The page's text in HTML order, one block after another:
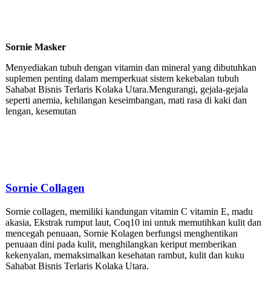
Sornie Masker
Menyediakan tubuh dengan vitamin dan mineral yang dibutuhkan
suplemen penting dalam memperkuat sistem kekebalan tubuh
Sahabat Bisnis Terlaris Kolaka Utara.Mengurangi, gejala-gejala
seperti anemia, kehilangan keseimbangan, mati rasa di kaki dan
lengan, kesemutan
Sornie Collagen
Sornie collagen, memiliki kandungan vitamin C vitamin E, madu
akasia, Ekstrak rumput laut, Coq10 ini untuk memutihkan kulit dan
mencegah penuaan, Sornie Kolagen berfungsi menghentikan
penuaan dini pada kulit, menghilangkan keriput memberikan
kekenyalan, memaksimalkan kesehatan rambut, kulit dan kuku
Sahabat Bisnis Terlaris Kolaka Utara.